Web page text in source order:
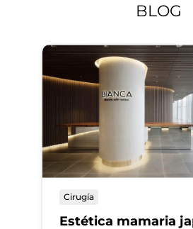
BLOG
Cirugía
Estética mamaria